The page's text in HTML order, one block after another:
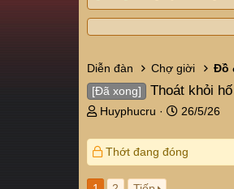
Diễn đàn Chợ giời Đồ
[Đã xong] Thoát khỏi
T
r
e
Huyphucru
N
à
y
26/5/26
Thớt đang đóng